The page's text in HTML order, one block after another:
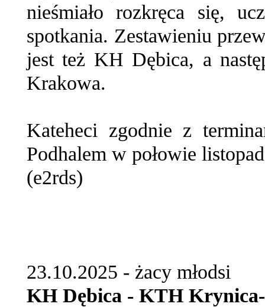
nieśmiało rozkręca się,
spotkania. Zestawieniu
jest też KH Dębica, a
Krakowa.
Kateheci zgodnie z
Podhalem w połowie
(e2rds)
23.10.2025 - żacy młodsi
KH Dębica - KTH